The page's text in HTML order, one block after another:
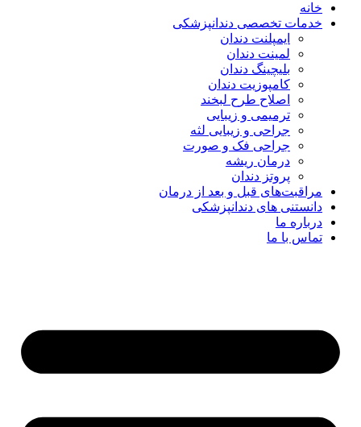
خانه
خدمات تخصصی دندانپزشکی
ایمپلنت دندان
لمینت دندان
بلیچینگ دندان
کامپوزیت دندان
اصلاح طرح لبخند
ترمیمی و زیبایی
جراحی و زیبایی لثه
جراحی فک و صورت
درمان ریشه
پروتز دندان
مراقبت‌های قبل و بعد از درمان
دانستنی های دندانپزشکی
درباره ما
تماس با ما